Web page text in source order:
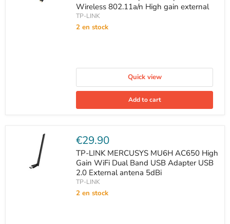
Wireless 802.11a/n High gain external
TP-LINK
2 en stock
Quick view
Add to cart
Current
price
€29.90
TP-LINK MERCUSYS MU6H AC650 High
Gain WiFi Dual Band USB Adapter USB
2.0 External antena 5dBi
TP-LINK
2 en stock